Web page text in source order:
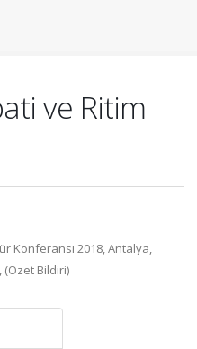
ve Ritim
Konferansı 2018, Antalya,
(Özet Bildiri)